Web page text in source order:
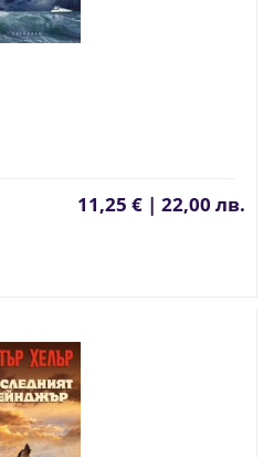
11,25 € | 22,00 лв.